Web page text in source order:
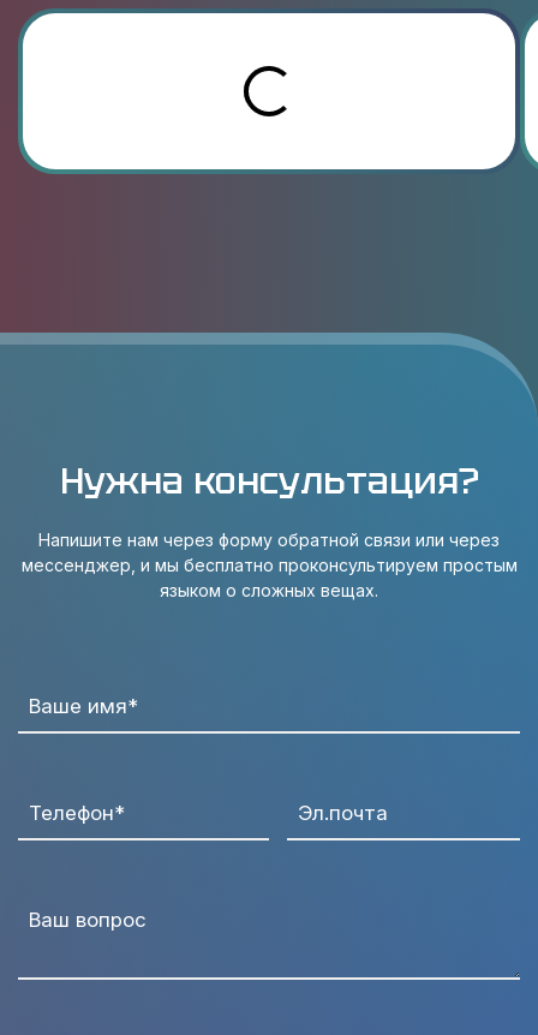
Нужна консультация?
Напишите нам через форму обратной связи или через
мессенджер, и мы бесплатно проконсультируем простым
языком о сложных вещах.
Ваше имя*
Телефон* Эл.почта
Ваш вопрос